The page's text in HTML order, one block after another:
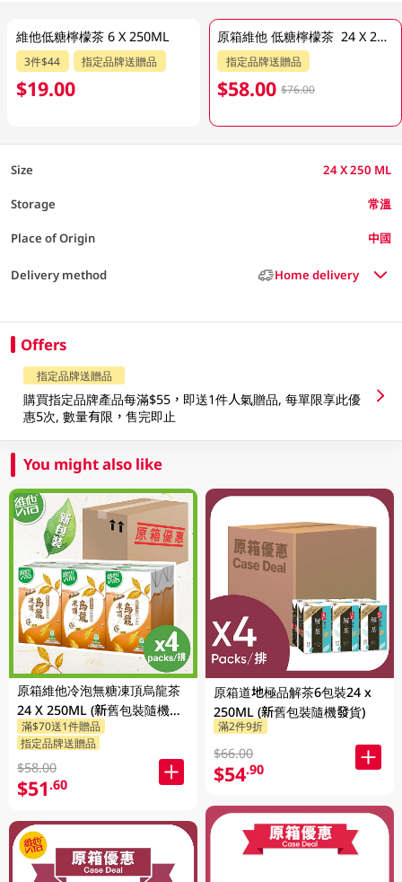
維他低糖檸檬茶 6 X 250ML
3件$44 指定品牌送贈品
$19.00
原箱維他 低糖檸檬茶 24 X 250ML
指定品牌送贈品
$58.00 $76.00
Size 24 X 250 ML
Storage 常溫
Place of Origin 中國
Delivery method Home delivery
Offers
指定品牌送贈品
購買指定品牌產品每滿$55，即送1件人氣贈品, 每單限享此優
惠5次, 數量有限，售完即止
You might also like
原箱維他冷泡無糖凍頂烏龍茶
24 X 250ML (新舊包裝隨機發
貨)
滿$70送1件贈品
指定品牌送贈品
$58.00
$51.60
原箱道地極品解茶6包裝24 x
250ML (新舊包裝隨機發貨)
滿2件9折
$66.00
$54.90